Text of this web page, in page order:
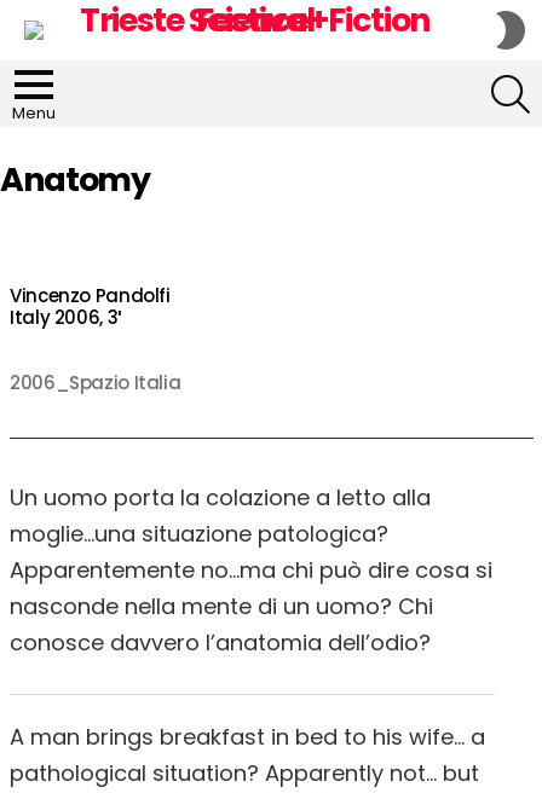
Menu
Anatomy
Vincenzo Pandolfi
Italy 2006, 3′
2006_Spazio Italia
Un uomo porta la colazione a letto alla
moglie…una situazione patologica?
Apparentemente no…ma chi può dire cosa si
nasconde nella mente di un uomo? Chi
conosce davvero l’anatomia dell’odio?
A man brings breakfast in bed to his wife… a
pathological situation? Apparently not… but